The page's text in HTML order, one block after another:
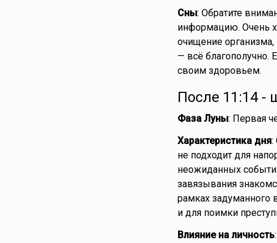
Сны: Обратите
информацию. Очень
очищение
— всё благополучно.
своим здоровьем.
После 11:14 -
Фаза Луны: Первая
Характеристика дня:
не подходит для
неожиданных
завязывания
рамках задуманного
и для поимки
Влияние на личность